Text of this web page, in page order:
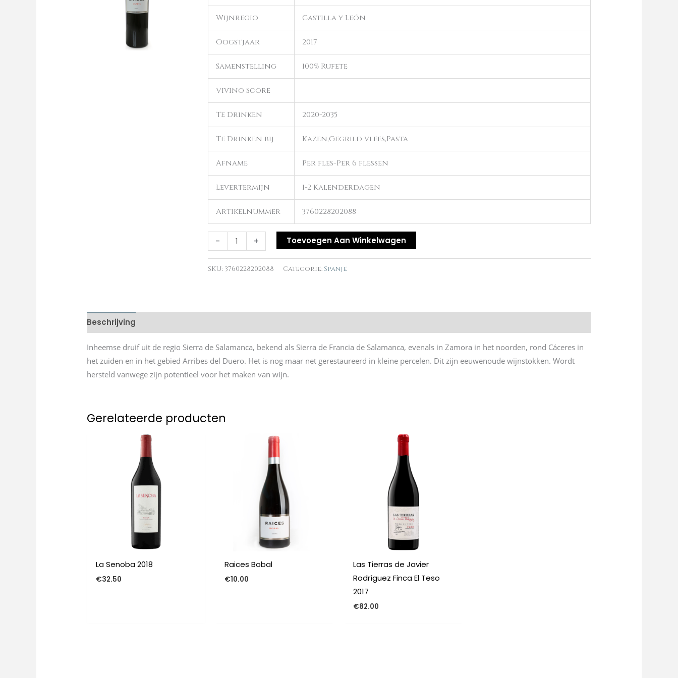
Wijnregio Castilla y León
Oogstjaar 2017
Samenstelling 100% Rufete
Vivino Score
Te Drinken 2020-2035
Te Drinken bij Kazen,Gegrild vlees,Pasta
Afname Per fles-Per 6 flessen
Levertermijn 1-2 Kalenderdagen
Artikelnummer 3760228202088
- + Toevoegen Aan Winkelwagen
SKU: 3760228202088 Categorie:Spanje
Beschrijving
Inheemse druif uit de regio Sierra de Salamanca, bekend als Sierra de Francia de Salamanca, evenals in Zamora in het noorden, rond Cáceres in
het zuiden en in het gebied Arribes del Duero. Het is nog maar net gerestaureerd in kleine percelen. Dit zijn eeuwenoude wijnstokken. Wordt
hersteld vanwege zijn potentieel voor het maken van wijn.
Gerelateerde producten
La Senoba 2018
€32.50
Raices Bobal
€10.00
Las Tierras de Javier
Rodríguez Finca El Teso
2017
€82.00